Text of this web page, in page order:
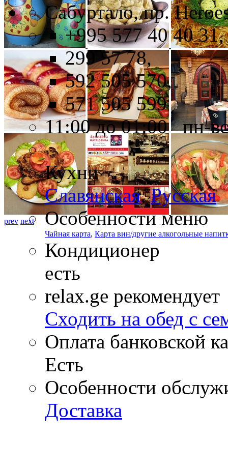
prev next
Сабуртало, пр.
+995 577 40 40 31,
299 57 78,
592 505 570,
571 505 599
11:00 до 01:00 пн-вс
Кухни
Славянская,Русская
Особенности меню
Чайная карта, Карта вин/другие алкогольные
Кондиционер
есть
relax.ge рекомендует
Сходить на обед с
Оплата банковской
Есть
Особенности
Доставка